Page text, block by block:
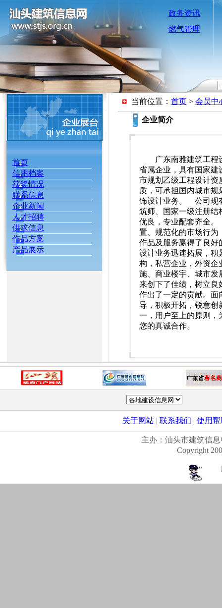
政务资讯
燃气管理
首页
信用档案
获奖情况
联系信息
企业新闻
人才招聘
供求信息
作品方案
产品展示
当前位置： 首页> 会员中
企业简介
广东南雅建筑工程设
省属企业，具有国家建
市规划乙级工程设计资
质，可承担国内城市
饰设计业务。 公司现
筑师、国家一级注册结
优良，专业配套齐全
置、规范化的市场行为
作品及服务赢得了良好
设计业务迅速拓展，积
构，私营企业，外资企
施、商业楼宇、城市
来创下了佳绩，树立良
作出了一定的贡献。面
导，积极开拓，锐意创
一，用户至上的原则，
您的真诚合作。
关于网站| 联系我们 | 使用帮
主办：汕头市建筑信
Copyright